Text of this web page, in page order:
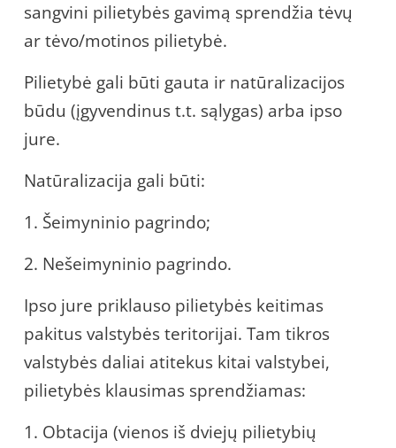
sangvini pilietybės gavimą sprendžia tėvų
ar tėvo/motinos pilietybė.
Pilietybė gali būti gauta ir natūralizacijos
būdu (įgyvendinus t.t. sąlygas) arba ipso
jure.
Natūralizacija gali būti:
1. Šeimyninio pagrindo;
2. Nešeimyninio pagrindo.
Ipso jure priklauso pilietybės keitimas
pakitus valstybės teritorijai. Tam tikros
valstybės daliai atitekus kitai valstybei,
pilietybės klausimas sprendžiamas:
1. Obtacija (vienos iš dviejų pilietybių